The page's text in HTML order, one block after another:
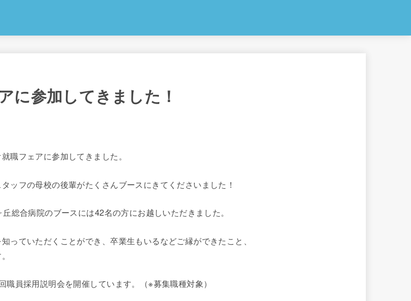
に参加してきました！
職フェアに参加してきました。
ッフの母校の後輩がたくさんブースにきてくださいました！
総合病院のブースには42名の方にお越しいただきました。
っていただくことができ、卒業生もいるなどご縁ができたこと、
職員採用説明会を開催しています。（※募集職種対象）